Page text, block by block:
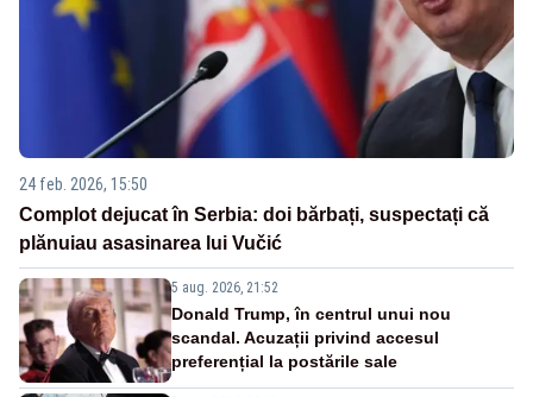
24 feb. 2026, 15:50
Complot dejucat în Serbia: doi bărbați, suspectați că
plănuiau asasinarea lui Vučić
5 aug. 2026, 21:52
Donald Trump, în centrul unui nou
scandal. Acuzații privind accesul
preferențial la postările sale